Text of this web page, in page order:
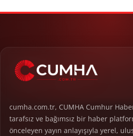
cumha.com.tr, CUMHA Cumhur
tarafsız ve bağımsız bir haber
önceleyen yayın anlayışıyla yerel,